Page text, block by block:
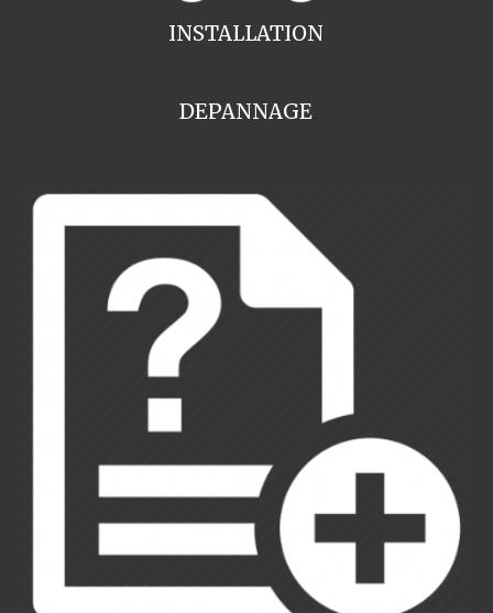
INSTALLATION
DEPANNAGE